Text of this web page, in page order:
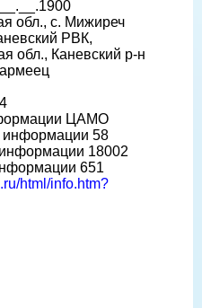
обл., с. Мижиреч
РВК,
обл., Каневский р-н
ЦАМО
информации 58
18002
651
html/info.htm?